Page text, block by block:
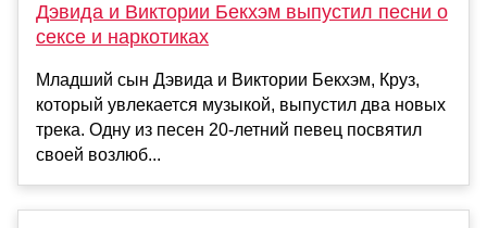
Дэвида и Виктории Бекхэм выпустил песни о
сексе и наркотиках
Младший сын Дэвида и Виктории Бекхэм, Круз,
который увлекается музыкой, выпустил два новых
трека. Одну из песен 20-летний певец посвятил
своей возлюб...